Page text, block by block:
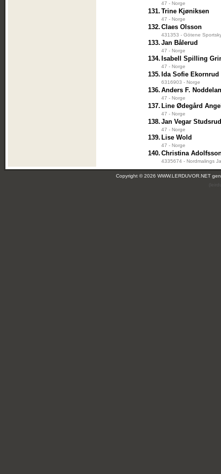
47 - Norge
131. Trine Kjøniksen
47 - Norge
132. Claes Olsson
431353 - Götene
133. Jan Bålerud
47 - Norge
134. Isabell Spilling
47 - Norge
135. Ida Sofie Ekornrud
6316903 - Norge
136. Anders F.
47 - Norge
137. Line Ødegård
47 - Norge
138. Jan Vegar
47 - Norge
139. Lise Wold
47 - Norge
140. Christina
4335674 - Nordmalings
Copyright © 2026 WWW.LERDUVOR.NET